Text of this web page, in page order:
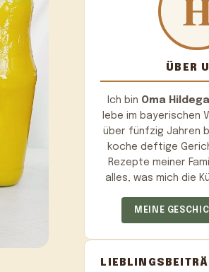
ÜBER
Ich bin Oma
lebe im bayerischen
über fünfzig Jahren
koche deftige
Rezepte meiner
alles, was mich die
MEINE